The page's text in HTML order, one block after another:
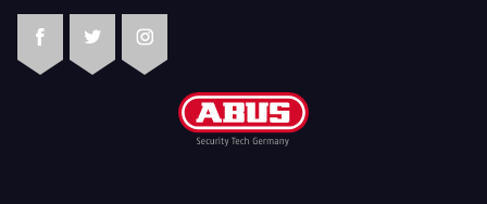
FacebookTwitterInstagram